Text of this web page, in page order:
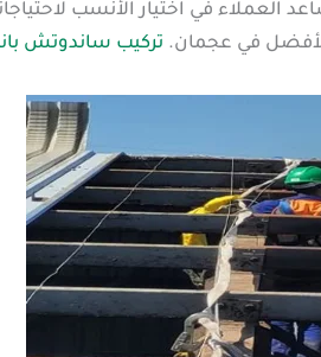
في اختيار الأنسب
الأفضل في عجمان. تركيب ساندوتش